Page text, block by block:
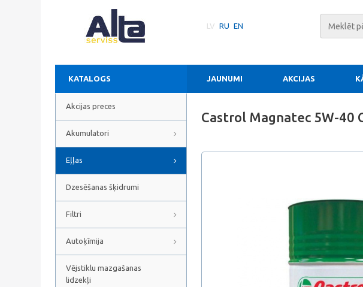
LV RU EN
KATALOGS JAUNUMI AKCIJAS
Akcijas preces
Akumulatori
Eļļas
Dzesēšanas šķidrumi
Filtri
Autoķīmija
Vējstiklu mazgašanas
lidzekļi
Castrol Magnatec 5W-40